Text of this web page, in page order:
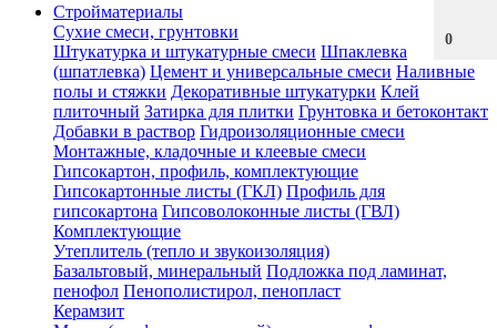
0
Стройматериалы
Сухие смеси, грунтовки
Штукатурка и штукатурные смеси Шпаклевка
(шпатлевка) Цемент и универсальные смеси Наливные
полы и стяжки Декоративные штукатурки Клей
плиточный Затирка для плитки Грунтовка и бетоконтакт
Добавки в раствор Гидроизоляционные смеси
Монтажные, кладочные и клеевые смеси
Гипсокартон, профиль, комплектующие
Гипсокартонные листы (ГКЛ) Профиль для
гипсокартона Гипсоволоконные листы (ГВЛ)
Комплектующие
Утеплитель (тепло и звукоизоляция)
Базальтовый, минеральный Подложка под ламинат,
пенофол Пенополистирол, пенопласт
Керамзит